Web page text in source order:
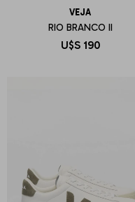
VEJA
RIO BRANCO II
U$S 190